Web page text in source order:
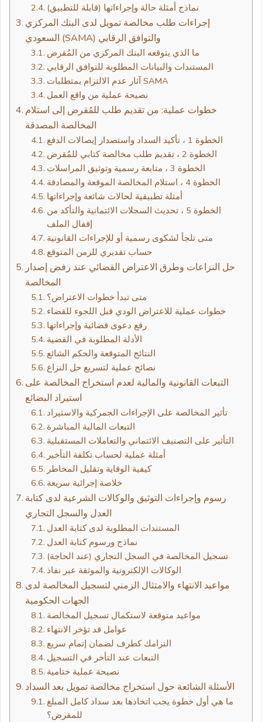
نماذج أمثلة حالة وإجراءاتها (قابلة للتطبيق)
إجراءات طلب مخالصة تمويل لدى البنك المركزي
السعودي (SAMA) والتوافق الرقابي
ما الذي يتوقعه البنك المركزي من المُقرض
المستندات والبيانات المطلوبة للتوافق الرقابي
آثار عدم الالتزام بمتطلبات SAMA
نصيحة عملية من واقع العمل
خطوات عملية: من تقديم طلب للمُقرض إلى استلام
المخالصة المصدقة
الخطوة 1 ، تأكيد السداد واستصدار إيصالات الدفع
الخطوة 2 ، تقديم طلب مخالصة كتابي للمُقرض
الخطوة 3 ، متابعة رسمية وتوثيق المراسلات
الخطوة 4 ، استلام المخالصة الموقعة والمصادقة
أمثلة تطبيقية لحالات شائعة وإجراءاتها
الخطوة 5 ، تحديث السجلات الائتمانية والتأكد من
إقفال الملف
متى تلجأ لشكوى رسمية أو للإجراءات القانونية
حساب تقديري للزمن المتوقع
حل النزاعات وطرق الاعتراض القضائي عند رفض إصدار
المخالصة
متى تبدأ خطوات الاعتراض؟
خطوات عملية للاعتراض الودي قبل اللجوء للقضاء
رفع دعوى قضائية وإجراءاتها
الأدلة المطلوبة في القضية
النتائج المتوقعة والحكم الشائع
نصائح عملية لتسريع حل النزاع
التبعات القانونية والمالية لعدم استخراج المخالصة على
استيراد البضائع
تأثير المخالصة على الإجراءات الجمركية والاستيراد
التبعات المالية المباشرة
التأثير على التصنيف الائتماني والتعاملات المستقبلية
أمثلة عملية لحساب تكلفة التأخير
كيفية الوقاية وتقليل المخاطر
خلاصة إجرائية سريعة
رسوم وإجراءات التوثيق والوكالات الشرعية لدى كتابة
العدل والسجل التجاري
المستندات المطلوبة لدى كتابة العدل
نماذج ورسوم كتابة العدل
تسجيل المخالصة في السجل التجاري (عند الحاجة)
الوكالات الإلكترونية والموثقة عبر نفاذ
مواعيد الانتهاء والامتثال الزمني لتسجيل المخالصة لدى
الجهات الحكومية
مواعيد متوقعة لاستكمال تسجيل المخالصة
عوامل قد تؤخر الانتهاء
التزامك كطرف لضمان إتمام سريع
التبعات عند التأخر في التسجيل
نصيحة عملية ختامية
الأسئلة الشائعة حول استخراج مخالصة تمويل بعد السداد
ما هي أول خطوة يجب اتخاذها بعد سداد كامل المبلغ
للمقرض؟